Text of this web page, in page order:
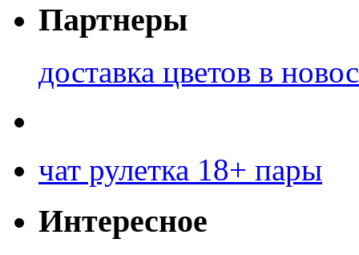
Партнеры
доставка цветов в
чат рулетка 18+ пары
Интересное